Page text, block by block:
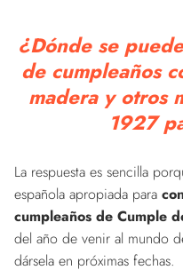
¿Dónde se
de cumpleaños
madera y otros
1927
La respuesta es sencilla
española apropiada para
cumpleaños de Cumple
del año de venir al mundo
dársela en próximas fechas.